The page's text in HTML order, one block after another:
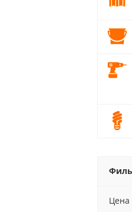
Цена